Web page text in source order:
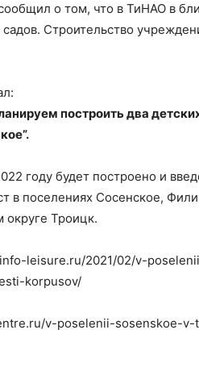
о том, что в ТиНАО в
садов. Строительство
построить два
году будет построено и
в поселениях Сосенское,
округе Троицк.
leisure.ru/2021/02/v-
korpusov/
v-poselenii-sosenskoe-